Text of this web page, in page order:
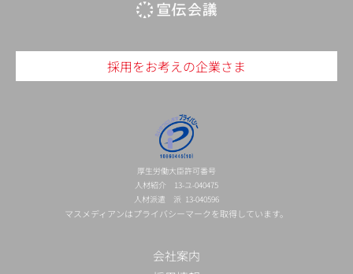
採用をお考えの企業さま
厚生労働大臣許可番号
人材紹介 13-ユ-040475
人材派遣 派 13-040596
マスメディアンはプライバシーマークを取得しています。
会社案内